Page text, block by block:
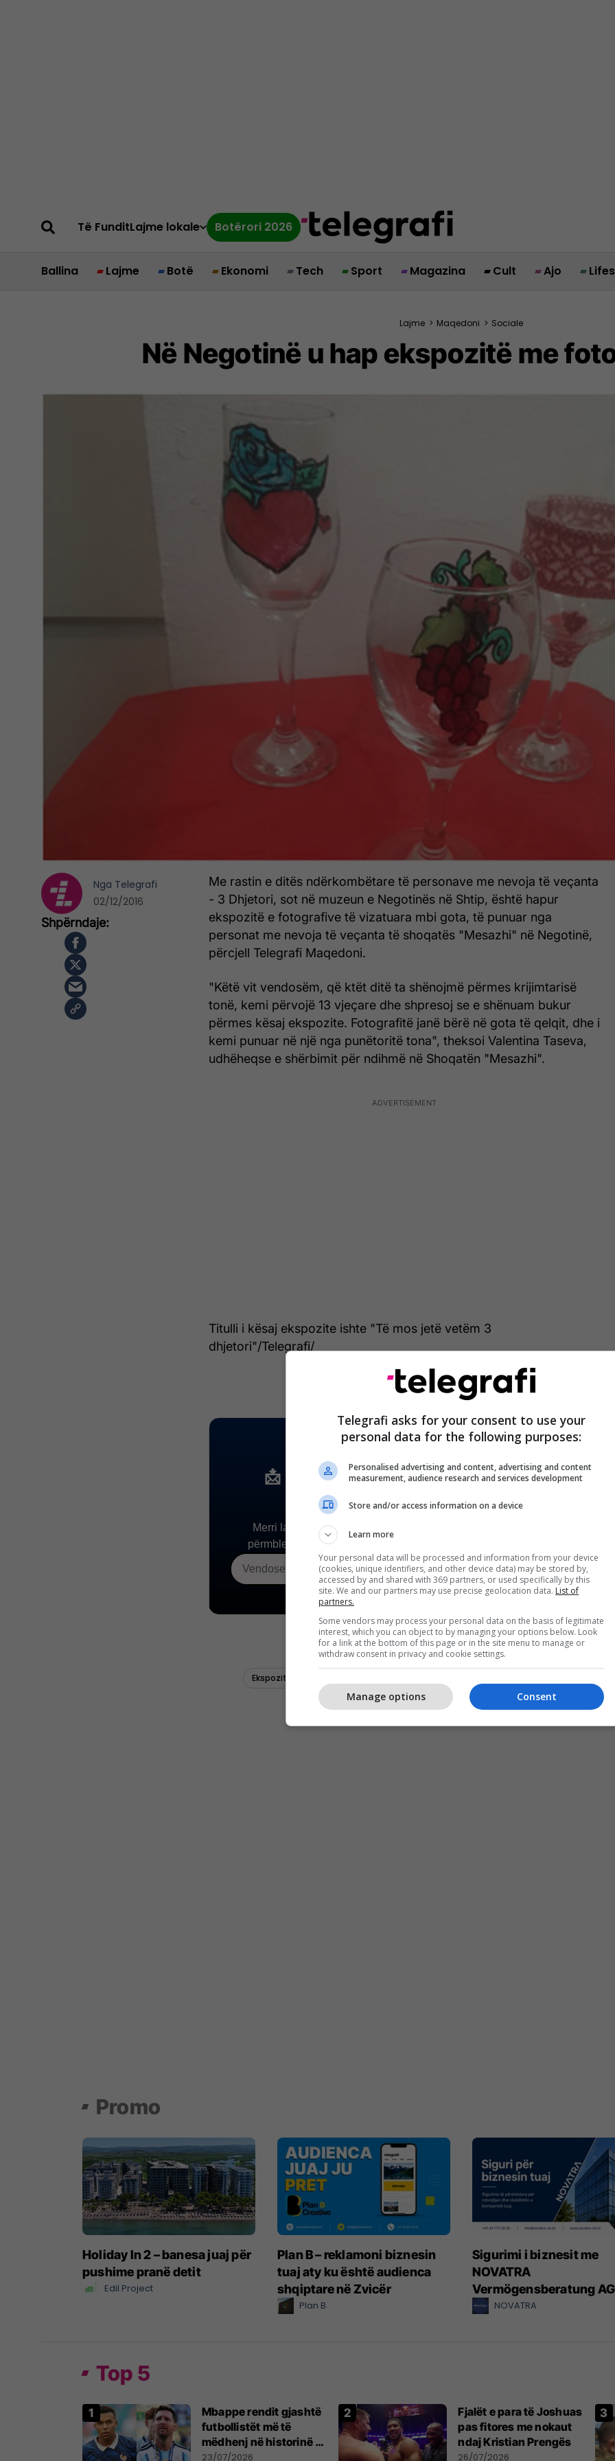
Të FunditLajme lokale Botërori 2026
Ballina Lajme Botë Ekonomi Tech Sport Magazina Cult Ajo
Lajme > Maqedoni > Sociale
Në Negotinë u hap ekspozitë me
Me rastin e ditës ndërkombëtare të personave me nevoja të veçanta
- 3 Dhjetori, sot në muzeun e Negotinës në Shtip, është hapur
ekspozitë e fotografive të vizatuara mbi gota, të punuar nga
personat me nevoja të veçanta të shoqatës "Mesazhi" në Negotinë,
përcjell Telegrafi Maqedoni.
"Këtë vit vendosëm, që ktët ditë ta shënojmë përmes krijimtarisë
tonë, kemi përvojë 13 vjeçare dhe shpresoj se e shënuam bukur
përmes kësaj ekspozite. Fotografitë janë bërë në gota të qelqit, dhe i
kemi punuar në një nga punëtoritë tona", theksoi Valentina Taseva,
udhëheqse e shërbimit për ndihmë në Shoqatën "Mesazhi".
Titulli i kësaj ekspozite ishte "Të mos jetë vetëm 3
dhjetori"/Telegrafi/
Nga Telegrafi
02/12/2016
Telegrafi asks for your consent to use your
personal data for the following purposes:
Personalised advertising and content, advertising and content
measurement, audience research and services development
Store and/or access information on a device
Learn more
Your personal data will be processed and information from your device
(cookies, unique identifiers, and other device data) may be stored by,
accessed by and shared with 369 partners, or used specifically by this
site. We and our partners may use precise geolocation data. List of
partners.
Some vendors may process your personal data on the basis of legitimate
interest, which you can object to by managing your options below. Look
for a link at the bottom of this page or in the site menu to manage or
withdraw consent in privacy and cookie settings.
Consent
Manage options